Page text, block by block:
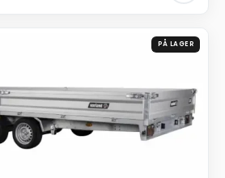
PÅ LAGER